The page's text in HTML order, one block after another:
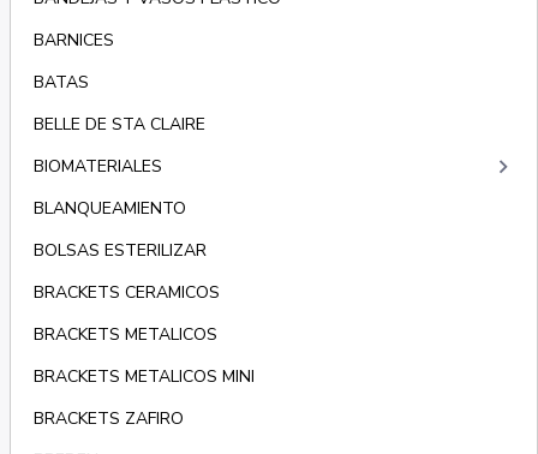
BARNICES
BATAS
BELLE DE STA CLAIRE
BIOMATERIALES
keyboard_arrow_right
BLANQUEAMIENTO
BOLSAS ESTERILIZAR
BRACKETS CERAMICOS
BRACKETS METALICOS
BRACKETS METALICOS MINI
BRACKETS ZAFIRO